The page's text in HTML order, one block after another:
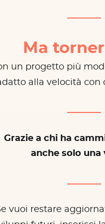
Ma
un progetto più
alla velocità con
Grazie a chi ha
anche solo una
vuoi restare